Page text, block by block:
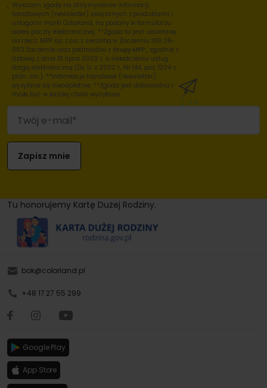
Wyrażam zgodę na otrzymywanie informacji
handlowych (newsletter) związanych z produktami i
usługami marki Colorland, na podany w formularzu
adres poczty elektronicznej. **Zgoda ta jest udzielana
na rzecz: MPP sp. z o.o. z siedzibą w Zaczerniu 190, 36-
062 Zaczernie oraz podmiotów z Grupy MPP , zgodnie z
Ustawą z dnia 18 lipca 2002 r. o świadczeniu usług
drogą elektroniczną (Dz. U. z 2002 r., Nr 144, poz. 1204 z
późn. zm.). **Informacje handlowe (newsletter)
wysyłane są nieodpłatnie. **Zgoda jest dobrowolna i
może być w każdej chwili wycofana.
Tu honorujemy Kartę Dużej Rodziny.
bok@colorland.pl
+48 17 27 55 299
Google Play
App Store